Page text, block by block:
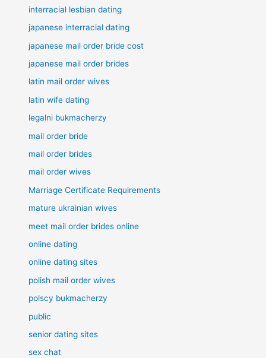
interracial lesbian dating
japanese interracial dating
japanese mail order bride cost
japanese mail order brides
latin mail order wives
latin wife dating
legalni bukmacherzy
mail order bride
mail order brides
mail order wives
Marriage Certificate Requirements
mature ukrainian wives
meet mail order brides online
online dating
online dating sites
polish mail order wives
polscy bukmacherzy
public
senior dating sites
sex chat